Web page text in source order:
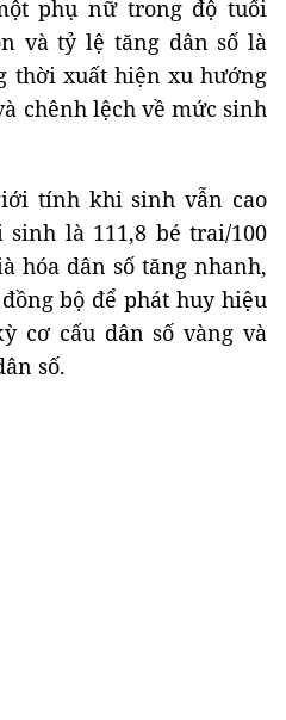
phụ nữ trong độ tuổi
và tỷ lệ tăng dân số là
thời xuất hiện xu hướng
chênh lệch về mức sinh
tính khi sinh vẫn cao
là 111,8 bé trai/100
hóa dân số tăng nhanh,
bộ để phát huy hiệu
cơ cấu dân số vàng và
số.